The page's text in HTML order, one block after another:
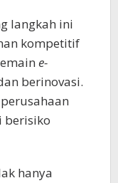
langkah ini
kompetitif
e-
berinovasi.
berisiko
hanya